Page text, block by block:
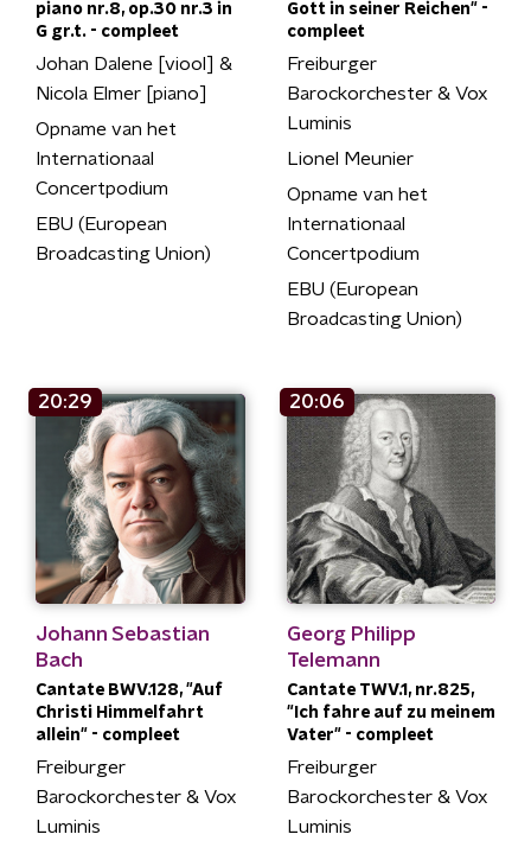
piano nr.8, op.30 nr.3 in
G gr.t. - compleet
Johan Dalene [viool] &
Nicola Elmer [piano]
Opname van het
Internationaal
Concertpodium
EBU (European
Broadcasting Union)
Gott in seiner Reichen" -
compleet
Freiburger
Barockorchester & Vox
Luminis
Lionel Meunier
Opname van het
Internationaal
Concertpodium
EBU (European
Broadcasting Union)
20:29
Johann Sebastian
Bach
Cantate BWV.128, "Auf
Christi Himmelfahrt
allein" - compleet
Freiburger
Barockorchester & Vox
Luminis
20:06
Georg Philipp
Telemann
Cantate TWV.1, nr.825,
"Ich fahre auf zu meinem
Vater" - compleet
Freiburger
Barockorchester & Vox
Luminis